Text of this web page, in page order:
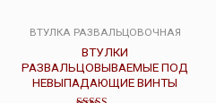
ВТУЛКА РАЗВАЛЬЦОВОЧНАЯ
ВТУЛКИ
РАЗВАЛЬЦОВЫВАЕМЫЕ ПОД
НЕВЫПАДАЮЩИЕ ВИНТЫ